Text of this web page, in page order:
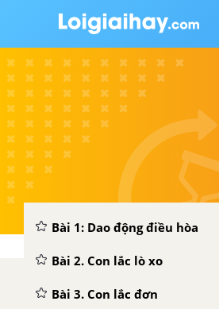
CHƯƠNG I: DAO ĐỘNG CƠ
Bài 1: Dao động điều hòa
Bài 2. Con lắc lò xo
Bài 3. Con lắc đơn